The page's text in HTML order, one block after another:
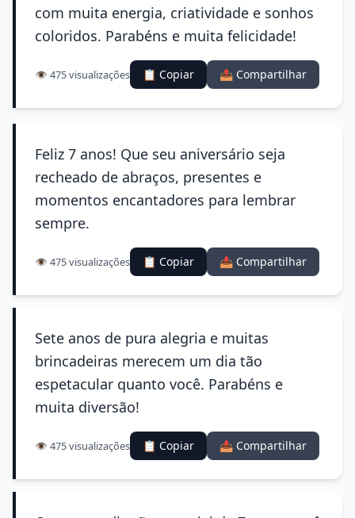
com muita energia, criatividade e sonhos
coloridos. Parabéns e muita felicidade!
👁️ 475 visualizações 📋 Copiar 📤 Compartilhar
Feliz 7 anos! Que seu aniversário seja
recheado de abraços, presentes e
momentos encantadores para lembrar
sempre.
👁️ 475 visualizações 📋 Copiar 📤 Compartilhar
Sete anos de pura alegria e muitas
brincadeiras merecem um dia tão
espetacular quanto você. Parabéns e
muita diversão!
👁️ 475 visualizações 📋 Copiar 📤 Compartilhar